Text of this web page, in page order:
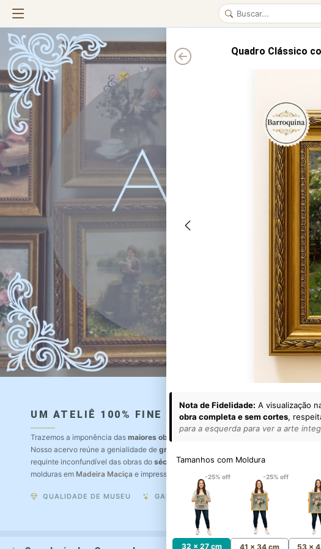
UM ATELIÊ 100% FINE ART
Trazemos a imponência das maiores obras de arte do mundo
Nosso acervo reúne a genialidade de grandes pintores renomados
requinte inconfundível das obras do século XIX. Produção artesanal em
molduras em Madeira Maciça e impressão com Pigmentação Mineral.
QUALIDADE DE MUSEU GARANTIA ETERNA
Quadro Clássico
Nota de Fidelidade: A visualização
obra completa e sem cortes,
para a esquerda para ver a arte
Tamanhos com Moldura
-25% off
32 x 27 cm
-25% off
41 x 34 cm 53 x